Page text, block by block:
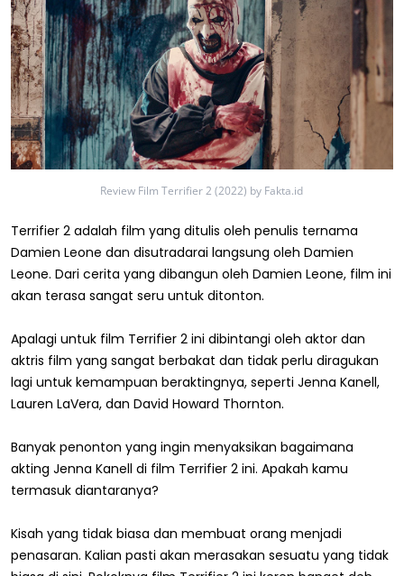
Review Film Terrifier 2 (2022) by Fakta.id
Terrifier 2 adalah film yang ditulis oleh penulis ternama
Damien Leone dan disutradarai langsung oleh Damien
Leone. Dari cerita yang dibangun oleh Damien Leone, film ini
akan terasa sangat seru untuk ditonton.
Apalagi untuk film Terrifier 2 ini dibintangi oleh aktor dan
aktris film yang sangat berbakat dan tidak perlu diragukan
lagi untuk kemampuan beraktingnya, seperti Jenna Kanell,
Lauren LaVera, dan David Howard Thornton.
Banyak penonton yang ingin menyaksikan bagaimana
akting Jenna Kanell di film Terrifier 2 ini. Apakah kamu
termasuk diantaranya?
Kisah yang tidak biasa dan membuat orang menjadi
penasaran. Kalian pasti akan merasakan sesuatu yang tidak